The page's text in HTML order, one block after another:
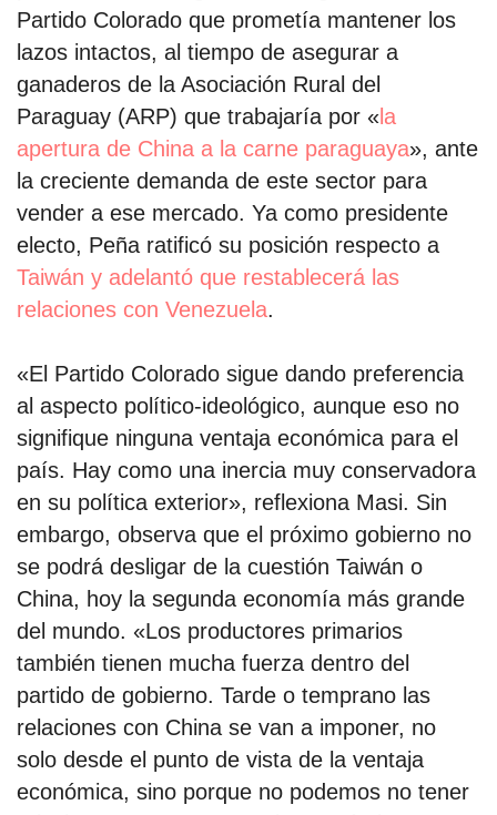
scrolls
timeline
chequeo
descargables
el surti
acerca
blog
contacto
Partido Colorado que prometía mantener los
lazos intactos, al tiempo de asegurar a
ganaderos de la Asociación Rural del
Paraguay (ARP) que trabajaría por «la
apertura de China a la carne paraguaya», ante
la creciente demanda de este sector para
vender a ese mercado. Ya como presidente
electo, Peña ratificó su posición respecto a
Taiwán y adelantó que restablecerá las
relaciones con Venezuela.
«El Partido Colorado sigue dando preferencia
al aspecto político-ideológico, aunque eso no
signifique ninguna ventaja económica para el
país. Hay como una inercia muy conservadora
en su política exterior», reflexiona Masi. Sin
embargo, observa que el próximo gobierno no
se podrá desligar de la cuestión Taiwán o
China, hoy la segunda economía más grande
del mundo. «Los productores primarios
también tienen mucha fuerza dentro del
partido de gobierno. Tarde o temprano las
relaciones con China se van a imponer, no
solo desde el punto de vista de la ventaja
económica, sino porque no podemos no tener